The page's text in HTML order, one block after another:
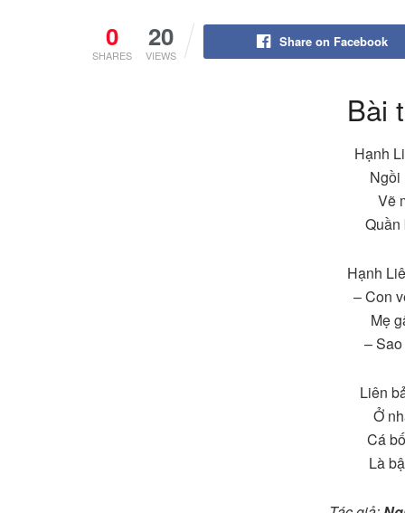
0
SHARES
20
VIEWS
Share on Facebook
Bài
Hạnh
Ngồi
Vẽ
Quần
Hạnh
– Con
Mẹ
–
Liên
Ở
Cá
Là